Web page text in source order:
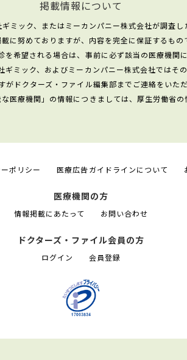
掲載情報について
ミック、またはミーカンパニー株式会社が調査し
に努めておりますが、内容を完全に保証するもの
希望される場合は、事前に必ず該当の医療機関
ミック、およびミーカンパニー株式会社ではそ
ドクターズ・ファイル編集部までご連絡をいた
医療機関」の情報につきましては、厚生労働省の
ポリシー 医療広告ガイドラインについて
医療機関の方
情報掲載にあたって お問い合わせ
ドクターズ・ファイル会員の方
ログイン 会員登録